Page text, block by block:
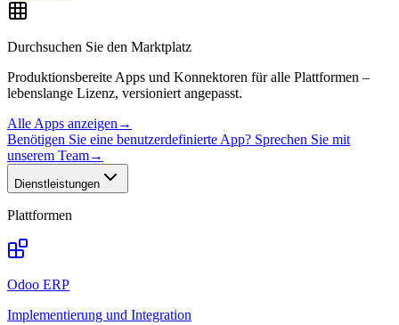
Durchsuchen Sie den Marktplatz
Produktionsbereite Apps und Konnektoren für alle Plattformen –
lebenslange Lizenz, versioniert angepasst.
Alle Apps anzeigen →
Benötigen Sie eine benutzerdefinierte App? Sprechen Sie mit
unserem Team→
Dienstleistungen
Plattformen
Odoo ERP
Implementierung und Integration